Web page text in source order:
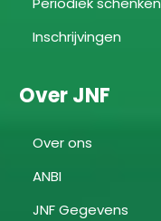
Inschrijvingen
Over JNF
Over ons
ANBI
JNF Gegevens